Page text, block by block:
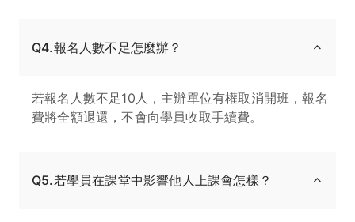
Q4.報名人數不足怎麼辦？
若報名人數不足10人，主辦單位有權取消開班，報名
費將全額退還，不會向學員收取手續費。
Q5.若學員在課堂中影響他人上課會怎樣？